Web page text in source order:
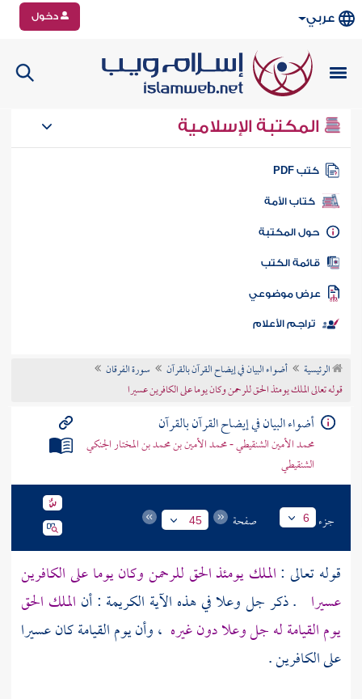
عربي دخول
المكتبة الإسلامية
كتب PDF
كتاب الأمة
المكتبة
الكتب
موضوعي
تراجم الأعلام
الرئيسية أضواء البيان في إيضاح القرآن بالقرآن
سورة الفرقان
قوله تعالى الملك يومئذ الحق للرحمن وكان يوما على الكافرين عسيرا
أضواء البيان في إيضاح القرآن بالقرآن
محمد الأمين الشنقيطي - محمد الأمين بن محمد بن المختار الجنكي
الشنقيطي
جزء 6 صفحة 45
قوله تعالى :الملك يومئذ الحق للرحمن وكان يوما على الكافرين
عسيرا . ذكر جل وعلا في هذه الآية الكريمة : أن الملك الحق
يوم القيامة له جل وعلا دون غيره ، وأن يوم القيامة كان عسيرا
على الكافرين .